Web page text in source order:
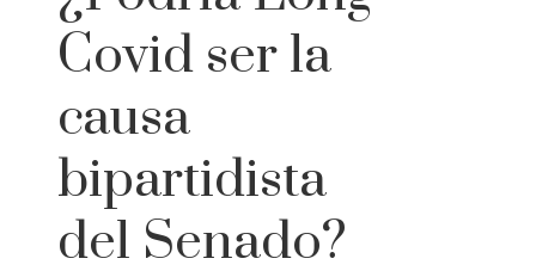
Covid ser la
causa
bipartidista
del Senado?